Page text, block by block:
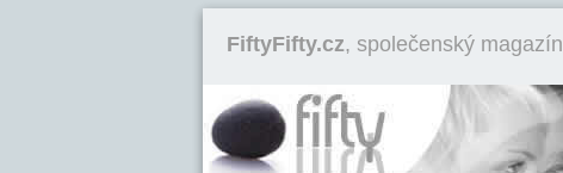
FiftyFifty.cz, společenský magazín